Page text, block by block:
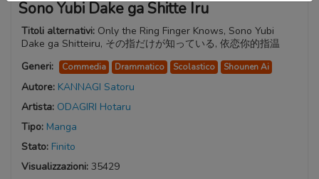
Sono Yubi Dake ga Shitte Iru
Titoli alternativi: Only the Ring Finger Knows, Sono Yubi
Dake ga Shitteiru, その指だけが知っている, 依恋你的指温
Generi:
Commedia Drammatico Scolastico Shounen Ai
Autore: KANNAGI Satoru
Artista: ODAGIRI Hotaru
Tipo: Manga
Stato: Finito
Visualizzazioni: 35429